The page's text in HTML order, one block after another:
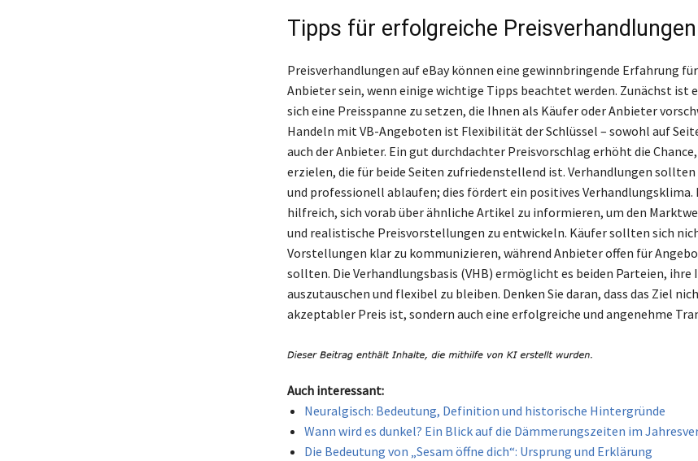
Tipps für erfolgreiche Preisverhandlungen
Preisverhandlungen auf eBay können eine gewinnbringende Erfahrung
Anbieter sein, wenn einige wichtige Tipps beachtet werden. Zunächst ist
sich eine Preisspanne zu setzen, die Ihnen als Käufer oder Anbieter
Handeln mit VB-Angeboten ist Flexibilität der Schlüssel – sowohl auf
auch der Anbieter. Ein gut durchdachter Preisvorschlag erhöht die
erzielen, die für beide Seiten zufriedenstellend ist. Verhandlungen
und professionell ablaufen; dies fördert ein positives Verhandlungsklima.
hilfreich, sich vorab über ähnliche Artikel zu informieren, um den
und realistische Preisvorstellungen zu entwickeln. Käufer sollten sich
Vorstellungen klar zu kommunizieren, während Anbieter offen für
sollten. Die Verhandlungsbasis (VHB) ermöglicht es beiden Parteien, ihre
auszutauschen und flexibel zu bleiben. Denken Sie daran, dass das Ziel
akzeptabler Preis ist, sondern auch eine erfolgreiche und angenehme
Auch interessant:
Neuralgisch: Bedeutung, Definition und historische Hintergründe
Wann wird es dunkel? Ein Blick auf die Dämmerungszeiten im
Die Bedeutung von „Sesam öffne dich“: Ursprung und Erklärung